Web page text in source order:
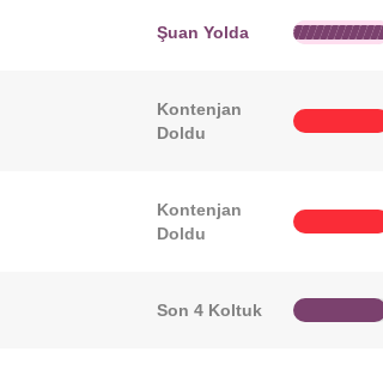
Şuan Yolda
Kontenjan
Doldu
Kontenjan
Doldu
Son 4 Koltuk